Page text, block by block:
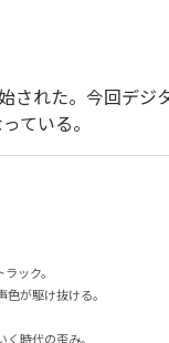
始された。今回デジ
ている。
ック。
が駆け抜ける。
く時代の歪み。